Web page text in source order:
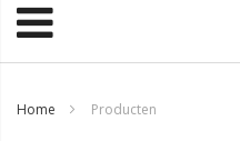
Home Producten